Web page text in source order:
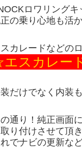
ロワリングキ
の乗り心地も活
カレードなどの
スカレー
だけでなく内装
通り！純正画面
り付けさせて頂
でナビの更新な